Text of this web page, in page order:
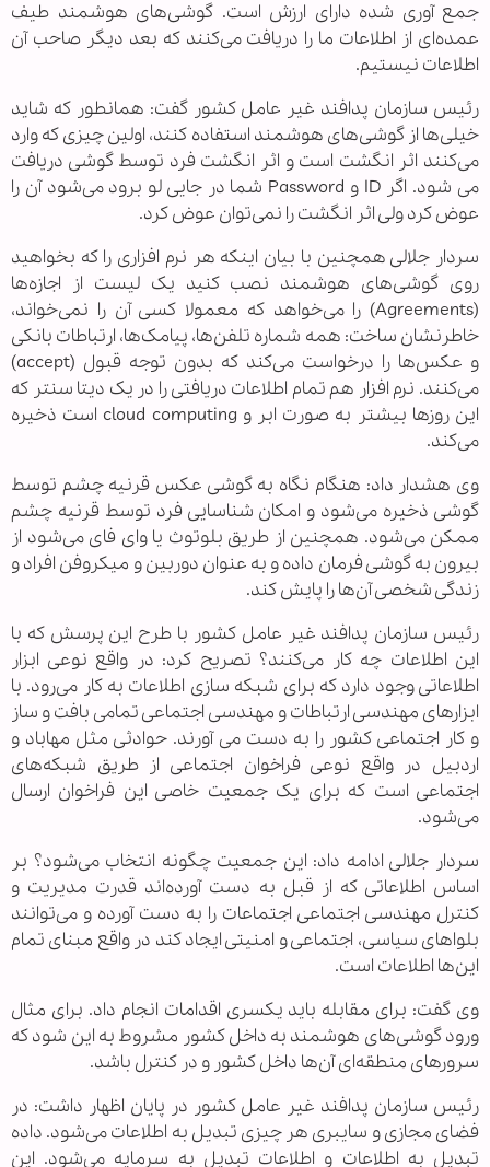
جمع آوری شده دارای ارزش است. گوشی‌های هوشمند طیف
عمده‌ای از اطلاعات ما را دریافت می‌کنند که بعد دیگر صاحب آن
اطلاعات نیستیم.
رئیس سازمان پدافند غیر عامل کشور گفت: همانطور که شاید
خیلی‌ها از گوشی‌های هوشمند استفاده کنند، اولین چیزی که وارد
می‌کنند اثر انگشت است و اثر انگشت فرد توسط گوشی دریافت
می شود. اگر ID و Password شما در جایی لو برود می‌شود آن را
عوض کرد ولی اثر انگشت را نمی‌توان عوض کرد.
سردار جلالی همچنین با بیان اینکه هر نرم افزاری را که بخواهید
روی گوشی‌های هوشمند نصب کنید یک لیست از اجازه‌ها
(Agreements) را می‌خواهد که معمولا کسی آن را نمی‌خواند،
خاطرنشان ساخت: همه شماره تلفن‌ها، پیامک‌ها، ارتباطات بانکی
و عکس‌ها را درخواست می‌کند که بدون توجه قبول (accept)
می‌کنند. نرم افزار هم تمام اطلاعات دریافتی را در یک دیتا سنتر که
این روزها بیشتر به صورت ابر و cloud computing است ذخیره
می‌کند.
وی هشدار داد: هنگام نگاه به گوشی عکس قرنیه چشم توسط
گوشی ذخیره می‌شود و امکان شناسایی فرد توسط قرنیه چشم
ممکن می‌شود. همچنین از طریق بلوتوث یا وای فای می‌شود از
بیرون به گوشی فرمان داده و به عنوان دوربین و میکروفن افراد و
زندگی شخصی آن‌ها را پایش کند.
رئیس سازمان پدافند غیر عامل کشور با طرح این پرسش که با
این اطلاعات چه کار می‌کنند؟ تصریح کرد: در واقع نوعی ابزار
اطلاعاتی وجود دارد که برای شبکه سازی اطلاعات به کار می‌رود. با
ابزارهای مهندسی ارتباطات و مهندسی اجتماعی تمامی بافت و ساز
و کار اجتماعی کشور را به دست می آورند. حوادثی مثل مهاباد و
اردبیل در واقع نوعی فراخوان اجتماعی از طریق شبکه‌های
اجتماعی است که برای یک جمعیت خاصی این فراخوان ارسال
می‌شود.
سردار جلالی ادامه داد: این جمعیت چگونه انتخاب می‌شود؟ بر
اساس اطلاعاتی که از قبل به دست آورده‌اند قدرت مدیریت و
کنترل مهندسی اجتماعی اجتماعات را به دست آورده و می‌توانند
بلواهای سیاسی، اجتماعی و امنیتی ایجاد کند در واقع مبنای تمام
این‌ها اطلاعات است.
وی گفت: برای مقابله باید یکسری اقدامات انجام داد. برای مثال
ورود گوشی‌های هوشمند به داخل کشور مشروط به این شود که
سرورهای منطقه‌ای آن‌ها داخل کشور و در کنترل باشد.
رئیس سازمان پدافند غیر عامل کشور در پایان اظهار داشت: در
فضای مجازی و سایبری هر چیزی تبدیل به اطلاعات می‌شود. داده
تبدیل به اطلاعات و اطلاعات تبدیل به سرمایه می‌شود. این